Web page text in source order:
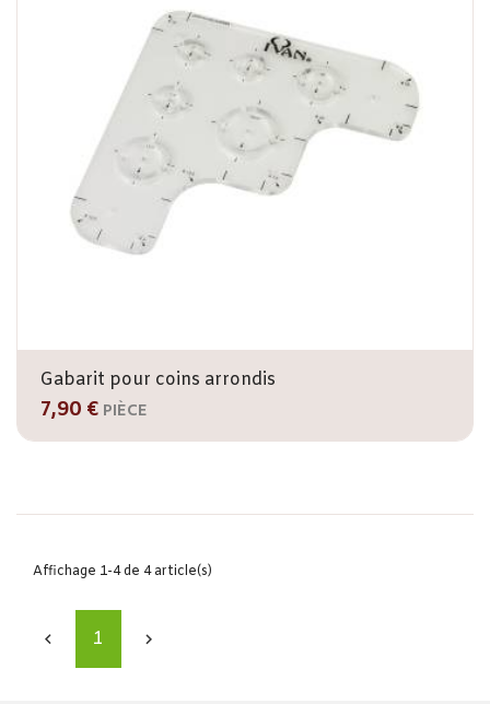
Gabarit pour coins arrondis
7,90 € PIÈCE
Affichage 1-4 de 4 article(s)
 1 